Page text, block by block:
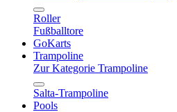
Roller
Fußballtore
GoKarts
Trampoline
Zur Kategorie Trampoline
Salta-Trampoline
Pools